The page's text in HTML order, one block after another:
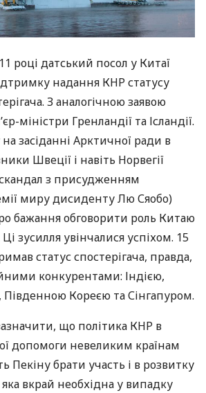
році датський посол у Китаї
надання КНРстатусу
З аналогічною заявою
міністри Гренландії та Ісландії.
на засіданні Арктичної ради в
Швеції і навіть Норвегії
з присудженням
миру дисиденту Лю Сяобо)
бажання обговорити роль Китаю
Ці зусилля увінчалися успіхом. 15
статус спостерігача, правда,
конкурентами: Індією,
Південною Кореєю та Сінгапуром.
що політика КНР в
допомоги невеликим країнам
Пекіну брати участь і в розвитку
вкрай необхідна у випадку